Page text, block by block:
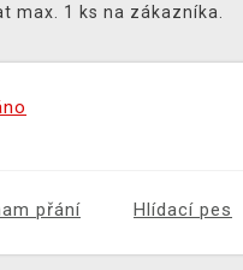
max. 1 ks na zákazníka.
přání Hlídací pes